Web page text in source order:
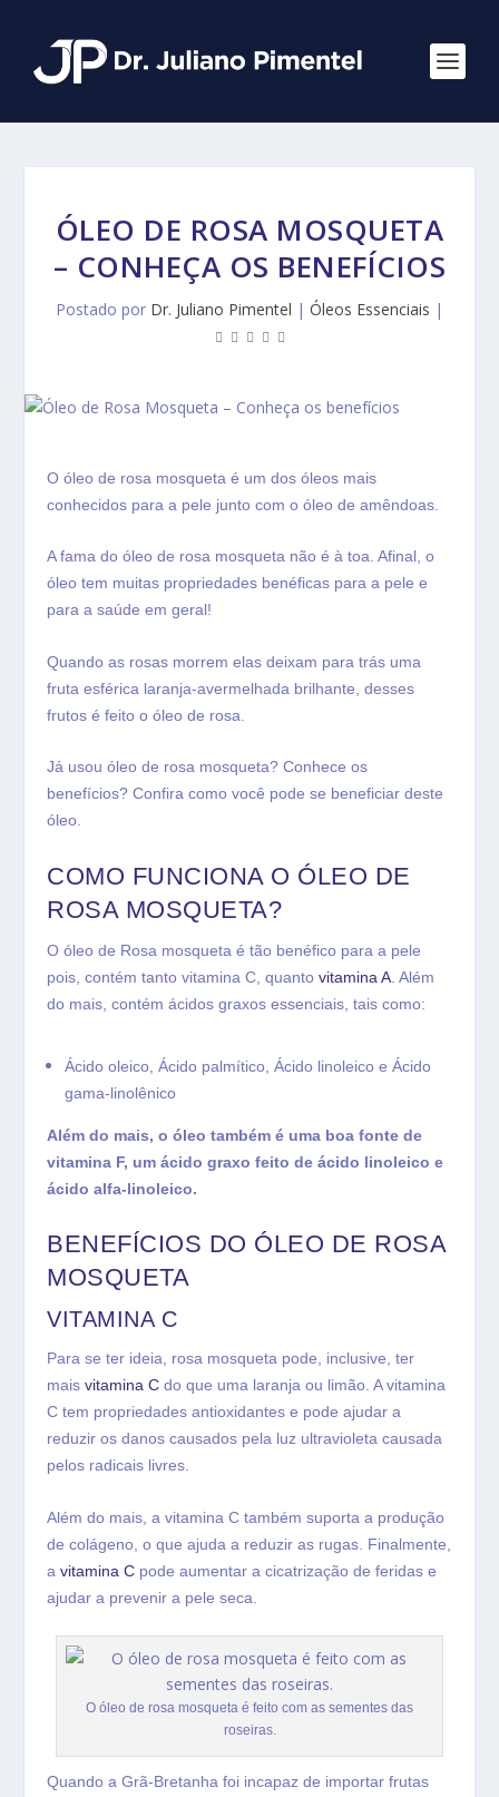
ÓLEO DE ROSA MOSQUETA
– CONHEÇA OS BENEFÍCIOS
Postado por Dr. Juliano Pimentel | Óleos Essenciais |
O óleo de rosa mosqueta é um dos óleos mais
conhecidos para a pele junto com o óleo de amêndoas.
A fama do óleo de rosa mosqueta não é à toa. Afinal, o
óleo tem muitas propriedades benéficas para a pele e
para a saúde em geral!
Quando as rosas morrem elas deixam para trás uma
fruta esférica laranja-avermelhada brilhante, desses
frutos é feito o óleo de rosa.
Já usou óleo de rosa mosqueta? Conhece os
benefícios? Confira como você pode se beneficiar deste
óleo.
COMO FUNCIONA O ÓLEO DE
ROSA MOSQUETA?
O óleo de Rosa mosqueta é tão benéfico para a pele
pois, contém tanto vitamina C, quantovitamina A . Além
do mais, contém ácidos graxos essenciais, tais como:
Ácido oleico,Ácido palmítico,Ácido linoleico eÁcido
gama-linolênico
Além do mais, o óleo também é uma boa fonte de
vitamina F, um ácido graxo feito de ácido linoleico e
ácido alfa-linoleico.
BENEFÍCIOS DO ÓLEO DE ROSA
MOSQUETA
VITAMINA C
Para se ter ideia, rosa mosqueta pode, inclusive, ter
maisvitamina C do que uma laranja ou limão. A vitamina
C tem propriedades antioxidantes e pode ajudar a
reduzir os danos causados ​​pela luz ultravioleta causada
pelos radicais livres.
Além do mais, a vitamina C também suporta a produção
de colágeno, o que ajuda a reduzir as rugas. Finalmente,
avitamina C pode aumentar a cicatrização de feridas e
ajudar a prevenir a pele seca.
O óleo de rosa mosqueta é feito com as sementes das
roseiras.
Quando a Grã-Bretanha foi incapaz de importar frutas